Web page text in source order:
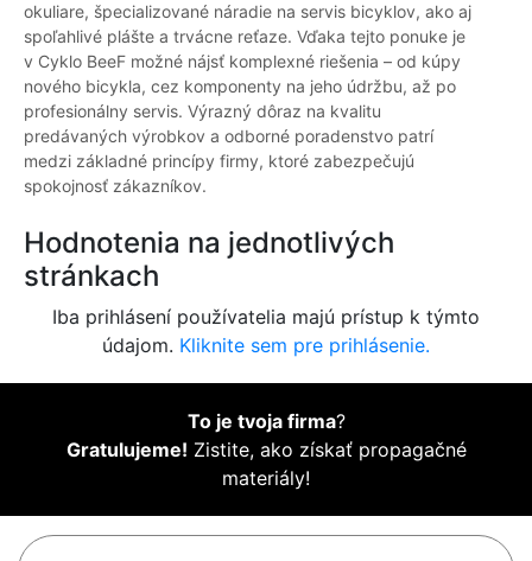
okuliare, špecializované náradie na servis bicyklov, ako aj
spoľahlivé plášte a trvácne reťaze. Vďaka tejto ponuke je
v Cyklo BeeF možné nájsť komplexné riešenia – od kúpy
nového bicykla, cez komponenty na jeho údržbu, až po
profesionálny servis. Výrazný dôraz na kvalitu
predávaných výrobkov a odborné poradenstvo patrí
medzi základné princípy firmy, ktoré zabezpečujú
spokojnosť zákazníkov.
Hodnotenia na jednotlivých
stránkach
Iba prihlásení používatelia majú prístup k týmto
údajom. Kliknite sem pre prihlásenie.
To je tvoja firma?
Gratulujeme! Zistite, ako získať propagačné
materiály!